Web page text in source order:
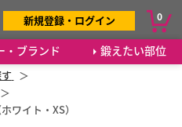
・ブランド 鍛えたい部位
新規登録・ログイン 0
ワイト・XS）